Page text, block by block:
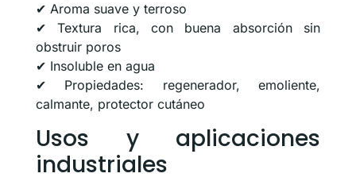
✔ Aroma suave y terroso
✔ Textura rica, con buena absorción sin
obstruir poros
✔ Insoluble en agua
✔ Propiedades: regenerador, emoliente,
calmante, protector cutáneo
Usos y aplicaciones
industriales